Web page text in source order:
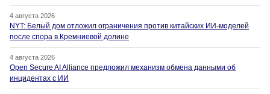
4 августа 2026
NYT: Белый дом отложил ограничения против китайских ИИ-моделей
после спора в Кремниевой долине
4 августа 2026
Open Secure AI Alliance предложил механизм обмена данными об
инцидентах с ИИ